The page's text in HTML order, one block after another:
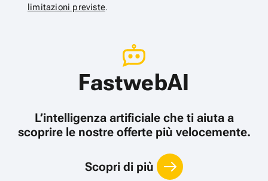
limitazioni previste.
FastwebAI
L’intelligenza artificiale che ti aiuta a
scoprire le nostre offerte più velocemente.
Scopri di più